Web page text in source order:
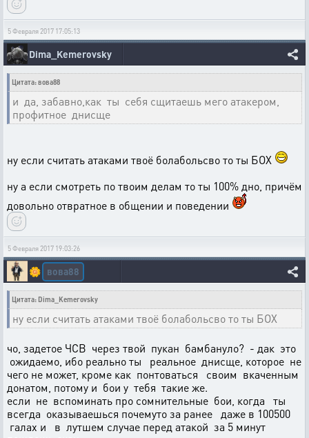
5 Февраля 2017 17:05:13
Dima_Kemerovsky
Цитата: вова88
и да, забавно,как ты себя сщитаешь мего атакером,
профитное днисще
ну если считать атаками твоё болабольсво то ты БОХ
ну а если смотреть по твоим делам то ты 100% дно, причём
довольно отвратное в общении и поведении
5 Февраля 2017 19:03:26
🌼 вова88
Цитата: Dima_Kemerovsky
ну если считать атаками твоё болабольсво то ты БОХ
чо, задетое ЧСВ через твой пукан бамбануло? - дак это
ожидаемо, ибо реально ты реальное днисще, которое не
чего не может, кроме как понтоваться своим вкаченным
донатом, потому и бои у тебя такие же.
если не вспоминать про сомнительные бои, когда ты
всегда оказываешься почемуто за ранее даже в 100500
галах и в лутшем случае перед атакой за 5 минут